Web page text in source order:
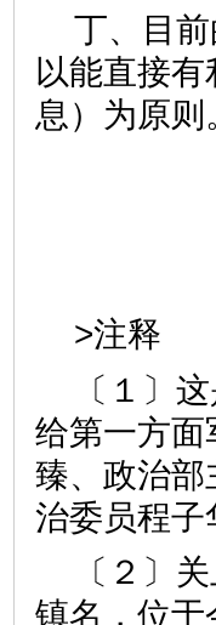
丁、目
以能直接
息）为原则
>注释
〔１〕
给第一方面
臻、政治部
治委员程子
〔２〕
镇名，位于